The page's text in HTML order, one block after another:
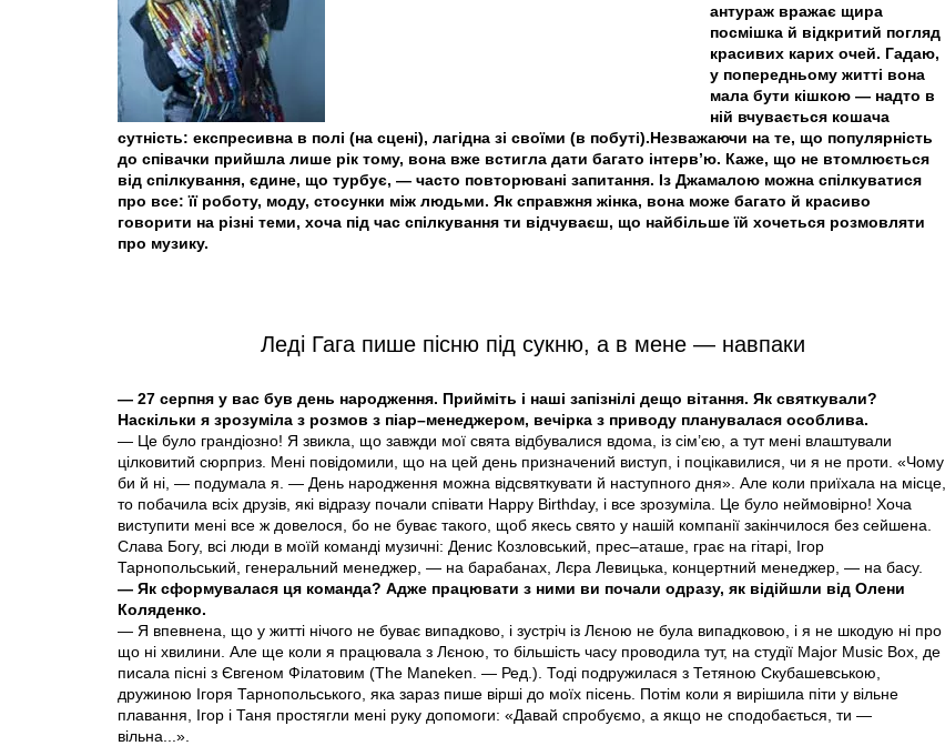
антураж вражає щира
посмішка й відкритий погляд
красивих карих очей. Гадаю,
у попередньому житті вона
мала бути кішкою — надто в
ній вчувається кошача
сутність: експресивна в полі (на сцені), лагідна зі своїми (в побуті).Незважаючи на те, що популярність
до співачки прийшла лише рік тому, вона вже встигла дати багато інтерв’ю. Каже, що не втомлюється
від спілкування, єдине, що турбує, — часто повторювані запитання. Із Джамалою можна спілкуватися
про все: її роботу, моду, стосунки між людьми. Як справжня жінка, вона може багато й красиво
говорити на різні теми, хоча під час спілкування ти відчуваєш, що найбільше їй хочеться розмовляти
про музику.
Леді Гага пише пісню під сукню, а в мене — навпаки
— 27 серпня у вас був день народження. Прийміть і наші запізнілі дещо вітання. Як святкували?
Наскільки я зрозуміла з розмов з піар–менеджером, вечірка з приводу планувалася особлива.
— Це було грандіозно! Я звикла, що завжди мої свята відбувалися вдома, із сім’єю, а тут мені влаштували
цілковитий сюрприз. Мені повідомили, що на цей день призначений виступ, і поцікавилися, чи я не проти. «Чому
би й ні, — подумала я. — День народження можна відсвяткувати й наступного дня». Але коли приїхала на місце,
то побачила всіх друзів, які відразу почали співати Happy Birthday, і все зрозуміла. Це було неймовірно! Хоча
виступити мені все ж довелося, бо не буває такого, щоб якесь свято у нашій компанії закінчилося без сейшена.
Слава Богу, всі люди в моїй команді музичні: Денис Козловський, прес–аташе, грає на гітарі, Ігор
Тарнопольський, генеральний менеджер, — на барабанах, Лєра Левицька, концертний менеджер, — на басу.
— Як сформувалася ця команда? Адже працювати з ними ви почали одразу, як відійшли від Олени
Коляденко.
— Я впевнена, що у житті нічого не буває випадково, і зустріч із Лєною не була випадковою, і я не шкодую ні про
що ні хвилини. Але ще коли я працювала з Лєною, то більшість часу проводила тут, на студії Major Music Box, де
писала пісні з Євгеном Філатовим (The Maneken. — Ред.). Тоді подружилася з Тетяною Скубашевською,
дружиною Ігоря Тарнопольського, яка зараз пише вірші до моїх пісень. Потім коли я вирішила піти у вільне
плавання, Ігор і Таня простягли мені руку допомоги: «Давай спробуємо, а якщо не сподобається, ти —
вільна...».